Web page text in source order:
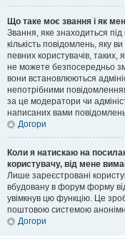
Що таке моє звання і як
Звання, яке знаходиться
кількість повідомлень, яку
певних користувачів, таких,
не можете безпосередньо
вони встановлюються
непотрібними
за це модератори чи
написаних вами
Догори
Коли я натискаю на
користувачу, від мене
Лише зареєстровані
вбудовану в форум форму
увімкнув цю функцію. Це
поштовою системою
Догори